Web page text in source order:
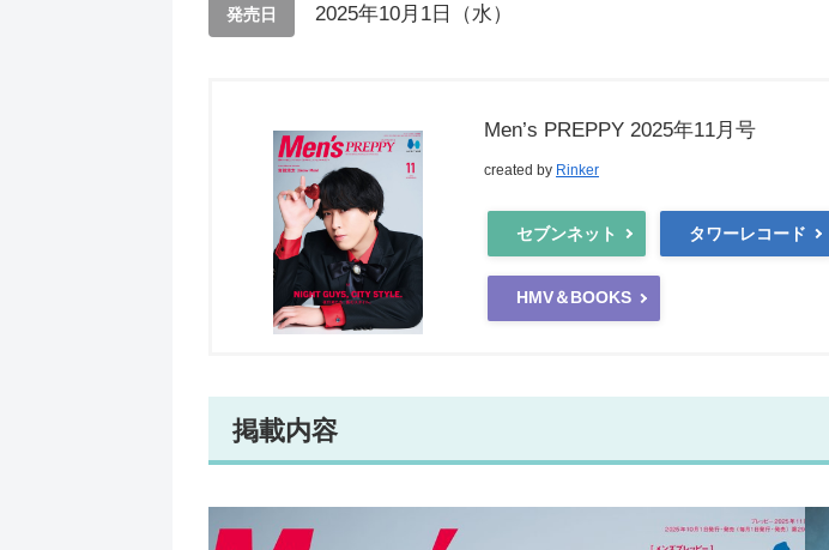
発売日 2025年10月1日（水）
Men’s PREPPY 2025年11月号
created by Rinker
セブンネット タワーレコード
HMV＆BOOKS
掲載内容